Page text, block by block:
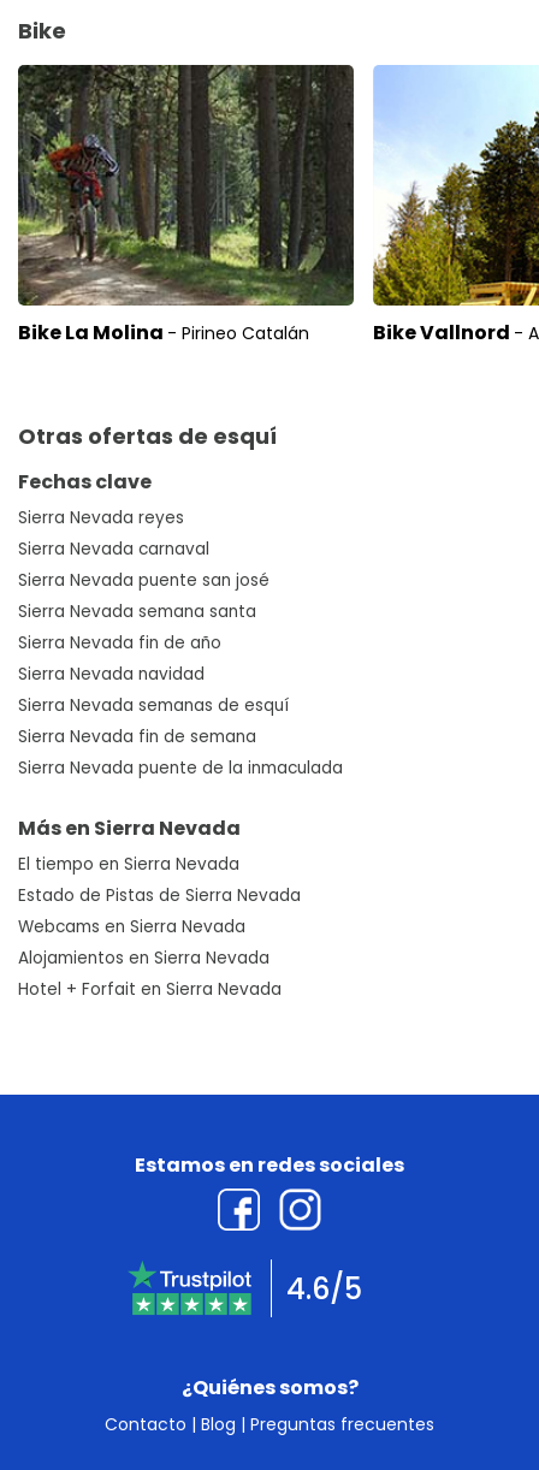
Bike
Bike La Molina - Pirineo Catalán Bike Vallnord -
Otras ofertas de esquí
Fechas clave
Sierra Nevada reyes
Sierra Nevada carnaval
Sierra Nevada puente san josé
Sierra Nevada semana santa
Sierra Nevada fin de año
Sierra Nevada navidad
Sierra Nevada semanas de esquí
Sierra Nevada fin de semana
Sierra Nevada puente de la inmaculada
Más en Sierra Nevada
El tiempo en Sierra Nevada
Estado de Pistas de Sierra Nevada
Webcams en Sierra Nevada
Alojamientos en Sierra Nevada
Hotel + Forfait en Sierra Nevada
¿Quiénes somos?
Contacto | Blog | Preguntas frecuentes
Estamos en redes sociales
4.6/5